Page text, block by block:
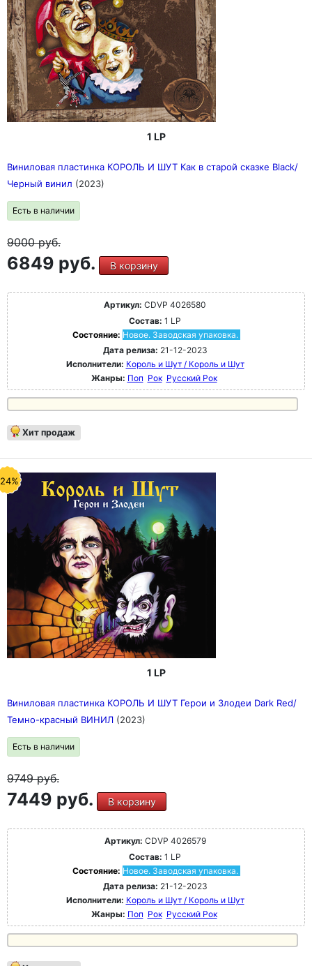
1 LP
Виниловая пластинка КОРОЛЬ И ШУТ Как в старой сказке Black/
Черный винил (2023)
Есть в наличии
9000руб.
6849 руб. В корзину
Артикул: CDVP 4026580
Состав: 1 LP
Состояние: Новое. Заводская упаковка.
Дата релиза: 21-12-2023
Исполнители: Король и Шут / Король и Шут
Жанры: Поп Рок Русский Рок
Хит продаж
1 LP
Виниловая пластинка КОРОЛЬ И ШУТ Герои и Злодеи Dark Red/
Темно-красный ВИНИЛ (2023)
Есть в наличии
9749руб.
7449 руб. В корзину
Артикул: CDVP 4026579
Состав: 1 LP
Состояние: Новое. Заводская упаковка.
Дата релиза: 21-12-2023
Исполнители: Король и Шут / Король и Шут
Жанры: Поп Рок Русский Рок